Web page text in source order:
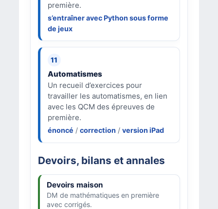
première.
s’entraîner avec Python sous forme
de jeux
Automatismes
Un recueil d’exercices pour
travailler les automatismes, en lien
avec les QCM des épreuves de
première.
énoncé /correction /version iPad
Devoirs, bilans et annales
Devoirs maison
DM de mathématiques en première
avec corrigés.